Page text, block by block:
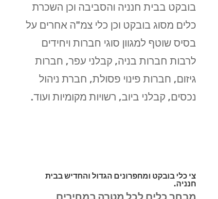
בובקט בבית חנניה והסביבה וכן השכרת
כלים מסוג בובקט וכן כלי צמ"ה אחרים על
בסיס שוטף למגוון סוגי חברות ויחידים
לרבות חברות בניה, קבלני עפר, חברות
גיזום, חברות פינוי פסולת, חברת ניהול
נכסים, קבלני ביוב, רשויות מקומיות ועוד.
צי כלי בובקט ומחפרונים הגדול והחדיש בבית
חנניה.